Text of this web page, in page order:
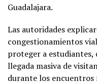
Guadalajara.
Las autoridades
congestionamientos
proteger a estudiantes,
llegada masiva de
durante los encuentros